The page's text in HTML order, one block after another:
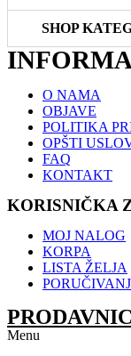
SHOP
O NAMA
OBJAVE
POLITIKA
OPŠTI
FAQ
KONTAKT
KORISNIČKA
MOJ NALOG
KORPA
LISTA ŽELJA
Menu